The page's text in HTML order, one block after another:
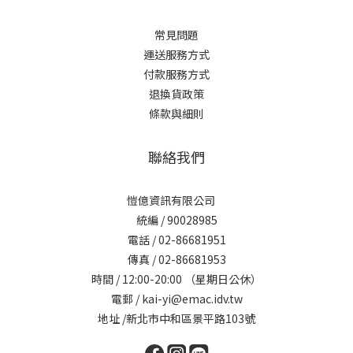
常見問題
運送服務方式
付款服務方式
退換貨政策
條款與細則
聯絡我們
愷億資訊有限公司
統編 / 90028985
電話 / 02-86681951
傳真 / 02-86681953
時間 / 12:00-20:00 （星期日公休）
電郵 / kai-yi@emac.idv.tw
地址 /新北市中和區景平路103號